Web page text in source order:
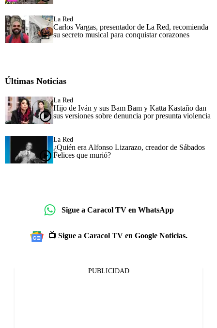
La Red
Carlos Vargas, presentador de La Red, recomienda
su secreto musical para conquistar corazones
Últimas Noticias
La Red
Hijo de Iván y sus Bam Bam y Katta Kastaño dan
sus versiones sobre denuncia por presunta violencia
La Red
¿Quién era Alfonso Lizarazo, creador de Sábados
Felices que murió?
Sigue a Caracol TV en WhatsApp
📺 Sigue a Caracol TV en Google Noticias.
PUBLICIDAD